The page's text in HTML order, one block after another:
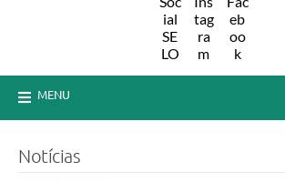
MENU
Notícias